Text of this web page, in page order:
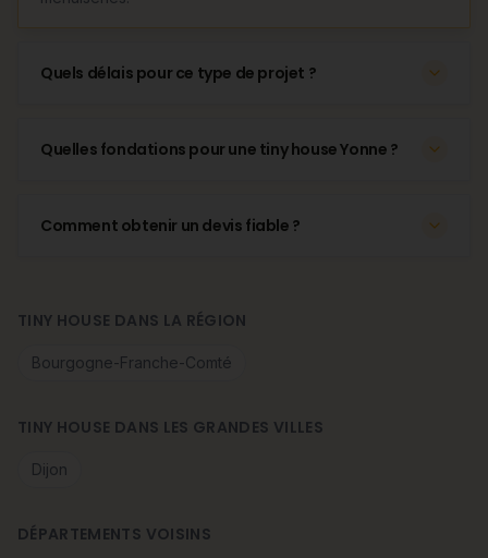
Quels délais pour ce type de projet ?
Quelles fondations pour une tiny house Yonne ?
Comment obtenir un devis fiable ?
TINY HOUSE DANS LA RÉGION
Bourgogne-Franche-Comté
TINY HOUSE DANS LES GRANDES VILLES
Dijon
DÉPARTEMENTS VOISINS